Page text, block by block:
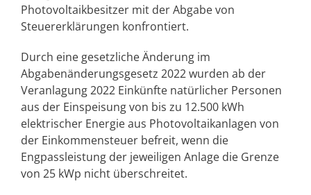
Photovoltaikbesitzer mit der Abgabe von
Steuererklärungen konfrontiert.
Durch eine gesetzliche Änderung im
Abgabenänderungsgesetz 2022 wurden ab der
Veranlagung 2022 Einkünfte natürlicher Personen
aus der Einspeisung von bis zu 12.500 kWh
elektrischer Energie aus Photovoltaikanlagen von
der Einkommensteuer befreit, wenn die
Engpassleistung der jeweiligen Anlage die Grenze
von 25 kWp nicht überschreitet.